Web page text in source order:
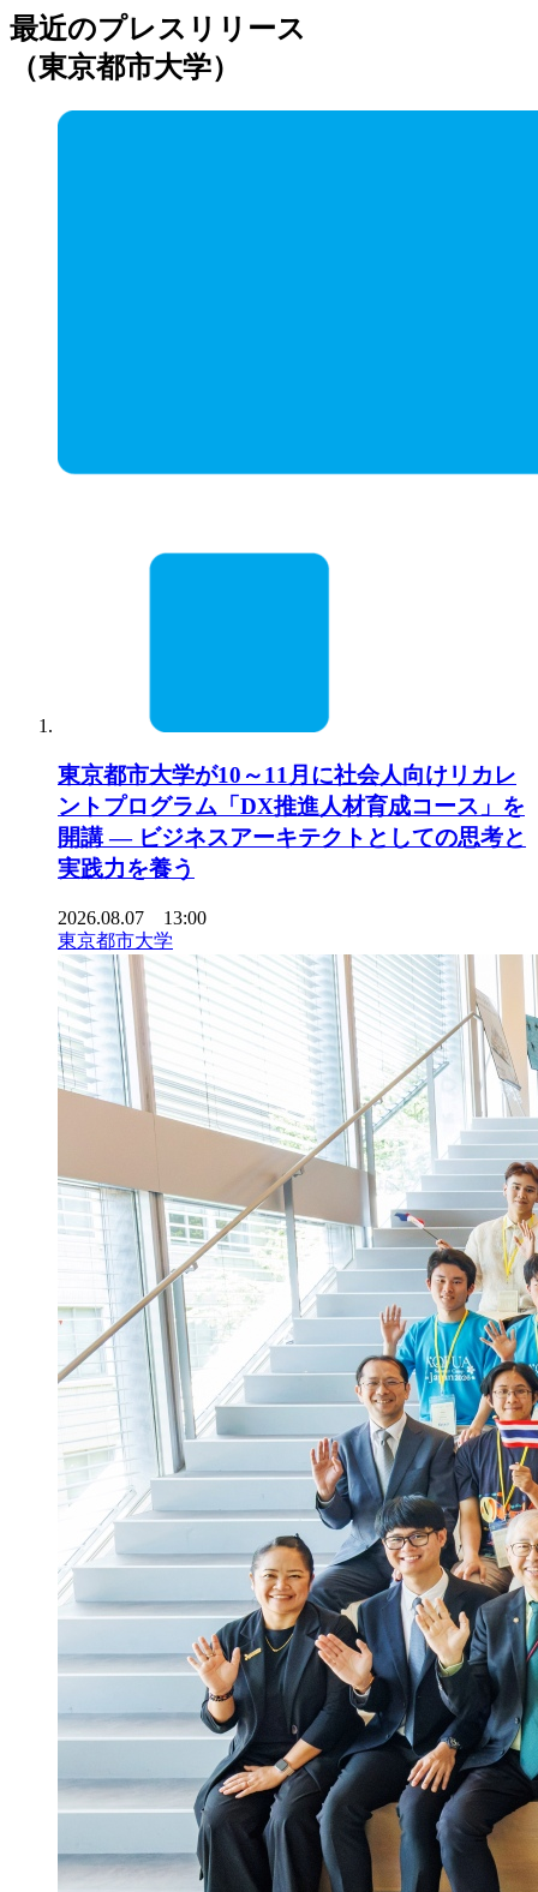
最近のプレスリリース
（東京都市大学）
東京都市大学が10～11月に社会人向けリカレ
ントプログラム「DX推進人材育成コース」を
開講 ― ビジネスアーキテクトとしての思考と
実践力を養う
2026.08.07 13:00
東京都市大学